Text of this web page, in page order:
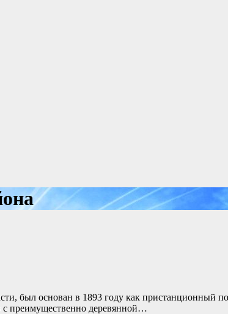
был основан в 1893 году как пристанционный
с преимущественно деревянной…